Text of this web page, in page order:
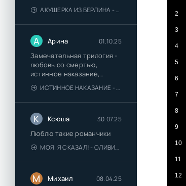
АКУШЕРКА ИЗ БЕРЛИНА - АННА СТЮАРТ
А Арина 01.10.25
Замечательная трилогия -
любовь со смертью,
истинное наказание,
любимая для монстра -
понравились
ИСТИННОЕ НАКАЗАНИЕ - ОЛЬГА ГУСЕЙНОВА
К Ксюша 30.07.25
Люблю такие романчики
МОЯ. Я СКАЗАЛ! - ОЛИВИЯ ЛЕЙК
М Михаил 08.04.25
2
3
4
5
6
7
8
9
10
11
12